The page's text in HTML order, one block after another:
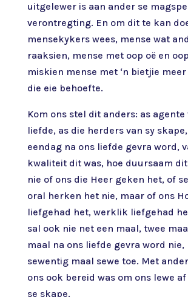
uitgelewer is aan ander se
verontregting. En om dit te kan
mensekykers wees, mense wat
raaksien, mense met oop oë en
miskien mense met ‘n bietjie meer
die eie behoefte.
Kom ons stel dit anders: as agente
liefde, as die herders van sy
eendag na ons liefde gevra word,
kwaliteit dit was, hoe duursaam dit
nie of ons die Heer geken het, of
oral herken het nie, maar of ons
liefgehad het, werklik liefgehad
sal ook nie net een maal, twee
maal na ons liefde gevra word nie,
sewentig maal sewe toe. Met
ons ook bereid was om ons lewe
se skape.